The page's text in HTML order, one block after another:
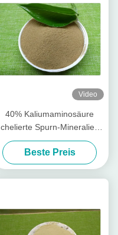
Video
40% Kaliumaminosäure
chelierte Spurn-Mineralien
für das Bananen-Pflanzen
Beste Preis